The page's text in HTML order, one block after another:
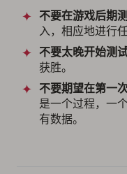
不要在游戏后期
入，相应地进行
不要太晚开始测
获胜。
不要期望在第一
是一个过程，一
有数据。